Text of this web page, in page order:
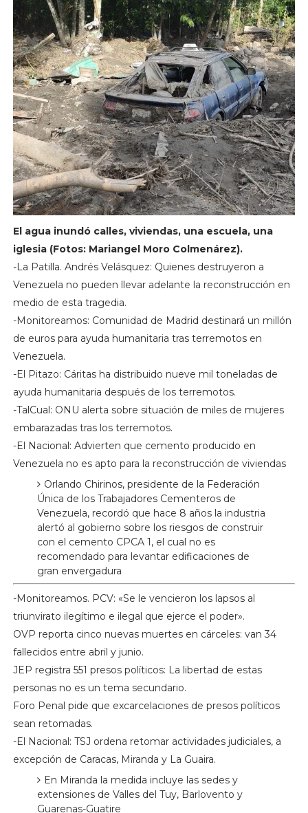
El agua inundó calles, viviendas, una escuela, una
iglesia (Fotos: Mariangel Moro Colmenárez).
-La Patilla. Andrés Velásquez: Quienes destruyeron a
Venezuela no pueden llevar adelante la reconstrucción en
medio de esta tragedia.
-Monitoreamos: Comunidad de Madrid destinará un millón
de euros para ayuda humanitaria tras terremotos en
Venezuela.
-El Pitazo: Cáritas ha distribuido nueve mil toneladas de
ayuda humanitaria después de los terremotos.
-TalCual: ONU alerta sobre situación de miles de mujeres
embarazadas tras los terremotos.
-El Nacional: Advierten que cemento producido en
Venezuela no es apto para la reconstrucción de viviendas
Orlando Chirinos, presidente de la Federación
Única de los Trabajadores Cementeros de
Venezuela, recordó que hace 8 años la industria
alertó al gobierno sobre los riesgos de construir
con el cemento CPCA 1, el cual no es
recomendado para levantar edificaciones de
gran envergadura
-Monitoreamos. PCV: «Se le vencieron los lapsos al
triunvirato ilegítimo e ilegal que ejerce el poder».
OVP reporta cinco nuevas muertes en cárceles: van 34
fallecidos entre abril y junio.
JEP registra 551 presos políticos: La libertad de estas
personas no es un tema secundario.
Foro Penal pide que excarcelaciones de presos políticos
sean retomadas.
-El Nacional: TSJ ordena retomar actividades judiciales, a
excepción de Caracas, Miranda y La Guaira.
En Miranda la medida incluye las sedes y
extensiones de Valles del Tuy, Barlovento y
Guarenas-Guatire